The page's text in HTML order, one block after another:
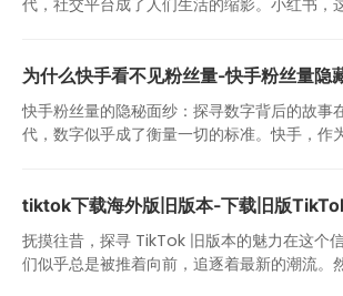
为什么快手看不见粉丝量-快手粉丝量隐
快手粉丝量的隐秘面纱：探寻数字背后的故事
代，数字似乎成了衡量一切的标准。快手，作
tiktok下载海外版旧版本-下载旧版
抚摸往昔，探寻 TikTok 旧版本的魅力在这个
们似乎总是被推着向前，追逐着最新的潮流。